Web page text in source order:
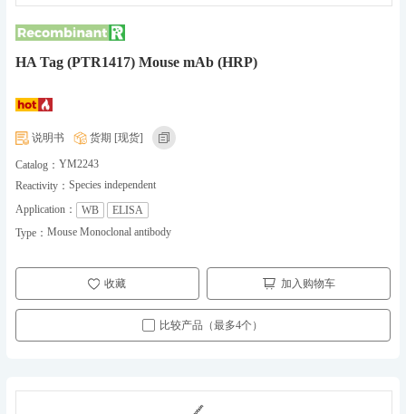
HA Tag (PTR1417) Mouse mAb (HRP)
说明书 货期 [现货]
Catalog： YM2243
Reactivity： Species independent
Application：
WB
ELISA
Type： Mouse Monoclonal antibody
收藏 加入购物车
比较产品（最多4个）